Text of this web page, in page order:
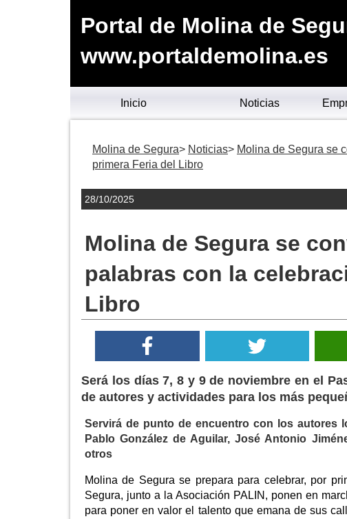
Portal de Molina de
www.portaldemolina.es
Inicio Noticias
Molina de Segura Noticias
Molina de Segura se
primera Feria del Libro
28/10/2025
Molina de Segura se
palabras con la
Libro
Será los días 7, 8 y 9 de noviembre en el
de autores y actividades para los más
Servirá de punto de encuentro con los autores
Pablo González de Aguilar, José Antonio
otros
Molina de Segura se prepara para celebrar, por
Segura, junto a la Asociación PALIN, ponen en
para poner en valor el talento que emana de sus